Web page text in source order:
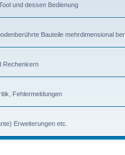
und dessen Bedienung
Bauteile mehrdimensional
Rechenkern
Fehlermeldungen
Erweiterungen etc.